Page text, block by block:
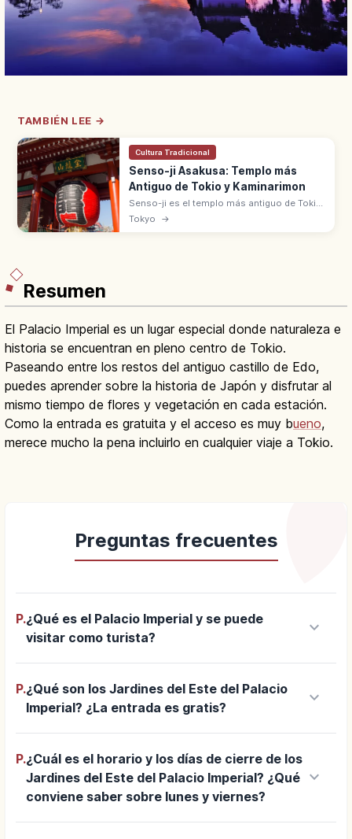
TAMBIÉN LEE →
Cultura Tradicional
Senso-ji Asakusa: Templo más
Antiguo de Tokio y Kaminarimon
Senso-ji es el templo más antiguo de Tokio,
fundado en 628 en Asakusa y dedicado a
Kannon. Destacan la puerta Kaminarimon
Tokyo →
Resumen
El Palacio Imperial es un lugar especial donde naturaleza e
historia se encuentran en pleno centro de Tokio.
Paseando entre los restos del antiguo castillo de Edo,
puedes aprender sobre la historia de Japón y disfrutar al
mismo tiempo de flores y vegetación en cada estación.
Como la entrada es gratuita y el acceso es muy bueno,
merece mucho la pena incluirlo en cualquier viaje a Tokio.
Preguntas frecuentes
P.¿Qué es el Palacio Imperial y se puede
visitar como turista?
keyboard_arrow_down
P.¿Qué son los Jardines del Este del Palacio
Imperial? ¿La entrada es gratis?
keyboard_arrow_down
P.¿Cuál es el horario y los días de cierre de los
Jardines del Este del Palacio Imperial? ¿Qué
conviene saber sobre lunes y viernes?
keyboard_arrow_down